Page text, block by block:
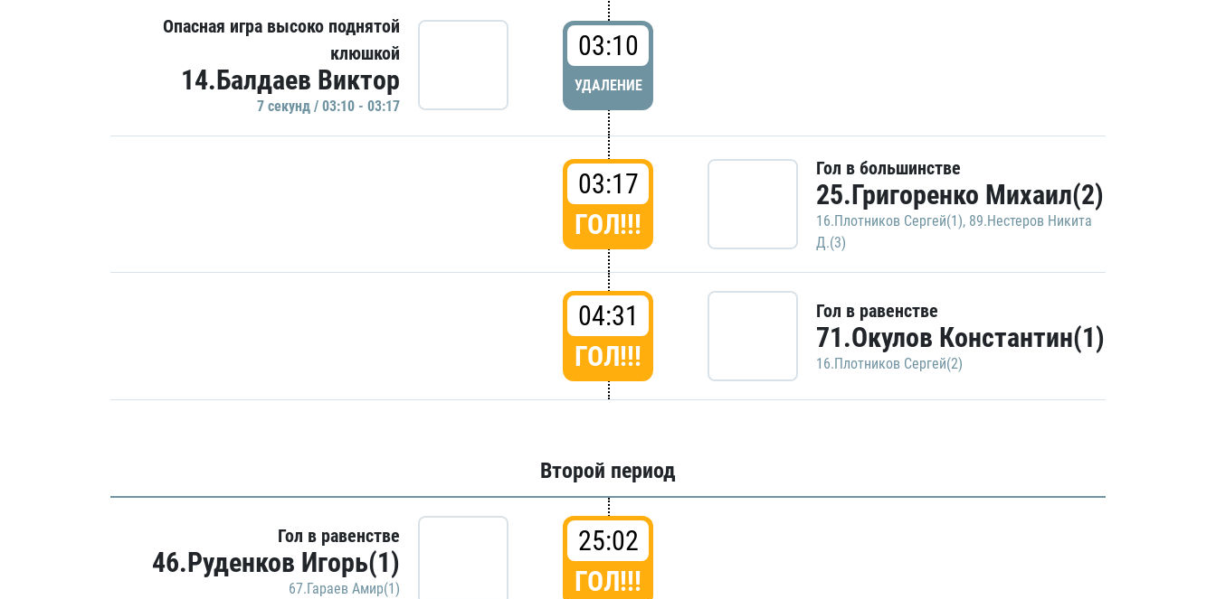
Опасная игра высоко поднятой
клюшкой
14.Балдаев Виктор
7 секунд / 03:10 - 03:17
03:10
УДАЛЕНИЕ
03:17
ГОЛ!!!
Гол в большинстве
25.Григоренко Михаил(2)
16.Плотников Сергей(1), 89.Нестеров Никита
Д.(3)
04:31
ГОЛ!!!
Гол в равенстве
71.Окулов Константин(1)
16.Плотников Сергей(2)
Второй период
Гол в равенстве
46.Руденков Игорь(1)
67.Гараев Амир(1)
25:02
ГОЛ!!!